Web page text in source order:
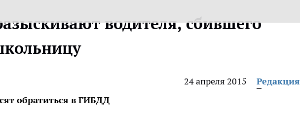
водителя, сбившего
24 апреля 2015
Редакция
обратиться в ГИБДД